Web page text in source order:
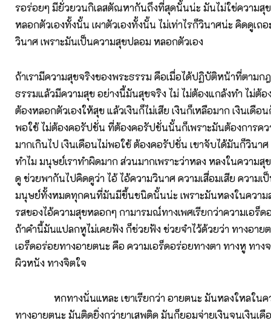
รอร่อยๆ มียั่วยวนกิเลสตัณหากันถึงที่สุดนั้นน่ะ มันไม่ใช่ความสุข
หลอกตัวเองทั้งนั้น เผาตัวเองทั้งนั้น ไม่เท่าไรก็วินาศน่ะ คิดดูเถอ
วินาศ เพราะมันเป็นความสุขปลอม หลอกตัวเอง
ถ้าเรามีความสุขจริงของพระธรรม คือเมื่อได้ปฏิบัติหน้าที่ตาม
ธรรมแล้วมีความสุข อย่างนี้มันสุขจริง ไม่ ไม่ต้องแกล้งทำ ไม่ต้
ต้องหลอกตัวเองให้สุข แล้วเงินก็ไม่เสีย เงินก็เหลือมาก เงินเดือ
พอใช้ ไม่ต้องคอรัปชั่น ที่ต้องคอรัปชั่นนั้นก็เพราะมันต้องการค
มากเกินไป เงินเดือนไม่พอใช้ ต้องคอรัปชั่น เขาจับได้มันก็วินา
ทำไม มนุษย์เราทำผิดมาก ส่วนมากเพราะว่าหลง หลงในความ
ดู ช่วยพากันไปคิดดูว่า ไอ้ ไอ้ความวินาศ ความเสื่อมเสีย ความเ
มนุษย์ทั้งหมดทุกคนที่มันมีขึ้นชนิดนั้นน่ะ เพราะมันหลงในความ
รสของไอ้ความสุขหลอกๆ กามารมณ์ทางเพศเรียกว่าความเอร็
ถ้าคำนี้มันแปลกหูไม่เคยฟัง ก็ช่วยฟัง ช่วยจำไว้ด้วยว่า ทางอาย
เอร็ดอร่อยทางอายตนะ คือ ความเอร็ดอร่อยทางตา ทางหู ทาง
ผิวหนัง ทางจิตใจ
หกทางนั่นแหละ เขาเรียกว่า อายตนะ มันหลงใหลในคว
ทางอายตนะ มันติดยิ่งกว่ายาเสพติด มันก็ยอมจ่ายเงินจนเงินเ